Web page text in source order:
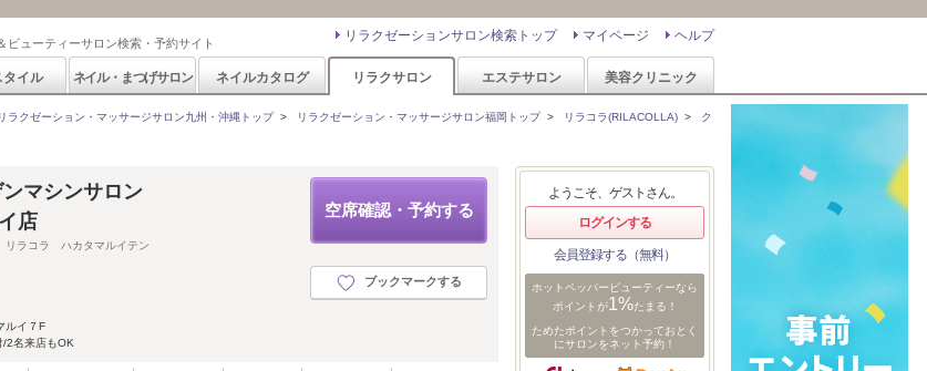
ビューティーサロン検索・予約サイト ヘルプ
マイページ
リラクゼーションサロン検索トップ
イル ネイル・まつげサロン ネイルカタログ リラクサロン エステサロン 美容クリニック
リラクゼーション・マッサージサロン九州・沖縄トップ> リラクゼーション・マッサージサロン福岡トップ> リラコラ(RILACOLLA) > ク
空席確認・予約する
ブックマークする
ンマシンサロン
店
リラコラ ハカタマルイテン
ルイ７F
/2名来店もOK
ようこそ、ゲストさん。
ログインする
会員登録する（無料）
ホットペッパービューティーなら
ポイントが1%たまる！
ためたポイントをつかっておとく
にサロンをネット予約！